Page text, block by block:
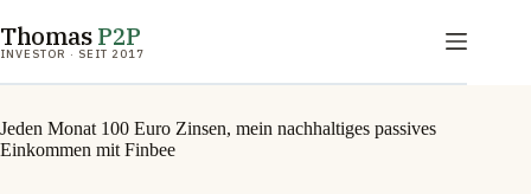
Inhalt
springen
ThomasP2P
INVESTOR · SEIT 2017
Jeden Monat 100 Euro Zinsen, mein nachhaltiges passives
Einkommen mit Finbee